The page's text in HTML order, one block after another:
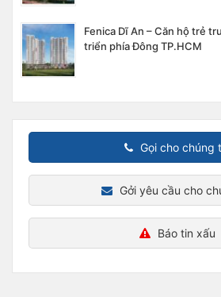
Fenica Dĩ An – Căn hộ trẻ
triển phía Đông TP.HCM
Gọi cho chúng
Gởi yêu cầu cho
Báo tin xấu